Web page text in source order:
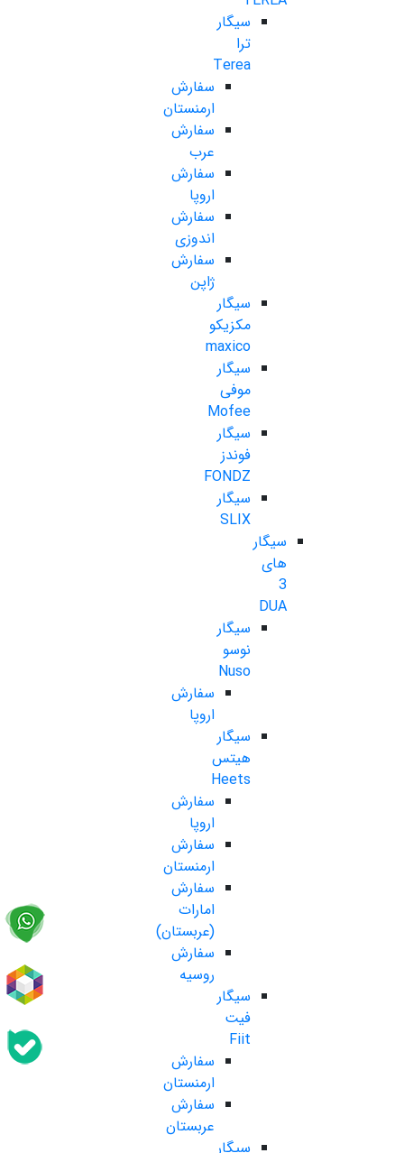
سیگار
ترا
Terea
سفارش
ارمنستان
سفارش
عرب
سفارش
اروپا
سفارش
اندوزی
سفارش
ژاپن
سیگار
مکزیکو
maxico
سیگار
موفی
Mofee
سیگار
فوندز
FONDZ
سیگار
SLIX
سیگار
های
3
DUA
سیگار
نوسو
Nuso
سفارش
اروپا
سیگار
هیتس
Heets
سفارش
اروپا
سفارش
ارمنستان
سفارش
امارات
(عربستان)
سفارش
روسیه
سیگار
فیت
Fiit
سفارش
ارمنستان
سفارش
عربستان
سیگار